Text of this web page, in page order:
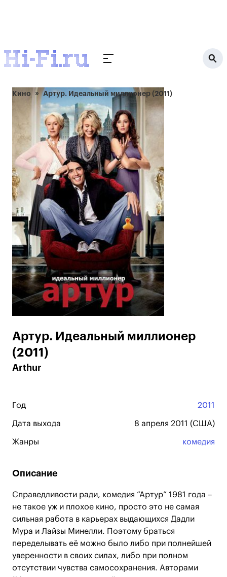
Кино Артур. Идеальный миллионер (2011)
Артур. Идеальный миллионер
(2011)
Arthur
Год 2011
Дата выхода 8 апреля 2011 (США)
Жанры комедия
Описание
Справедливости ради, комедия “Артур” 1981 года –
не такое уж и плохое кино, просто это не самая
сильная работа в карьерах выдающихся Дадли
Мура и Лайзы Минелли. Поэтому браться
переделывать её можно было либо при полнейшей
уверенности в своих силах, либо при полном
отсутствии чувства самосохранения. Авторами